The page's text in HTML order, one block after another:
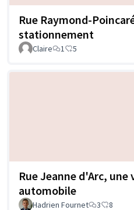
Rue Raymond-
stationnement
Claire 1 5
Rue Jeanne d'Arc,
automobile
Hadrien Fournet 3 8